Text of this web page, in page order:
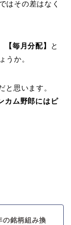
はその差はなく
【毎月分配】
と
うか。
思います。
カム野郎にはピ
の銘柄組み換